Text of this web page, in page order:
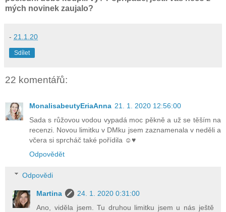
mých novinek zaujalo?
- 21.1.20
Sdílet
22 komentářů:
MonalisabeutyEriaAnna 21. 1. 2020 12:56:00
Sada s růžovou vodou vypadá moc pěkně a už se těším na
recenzi. Novou limitku v DMku jsem zaznamenala v neděli a
včera si sprcháč také pořídila ☺♥
Odpovědět
Odpovědi
Martina
24. 1. 2020 0:31:00
Ano, viděla jsem. Tu druhou limitku jsem u nás ještě